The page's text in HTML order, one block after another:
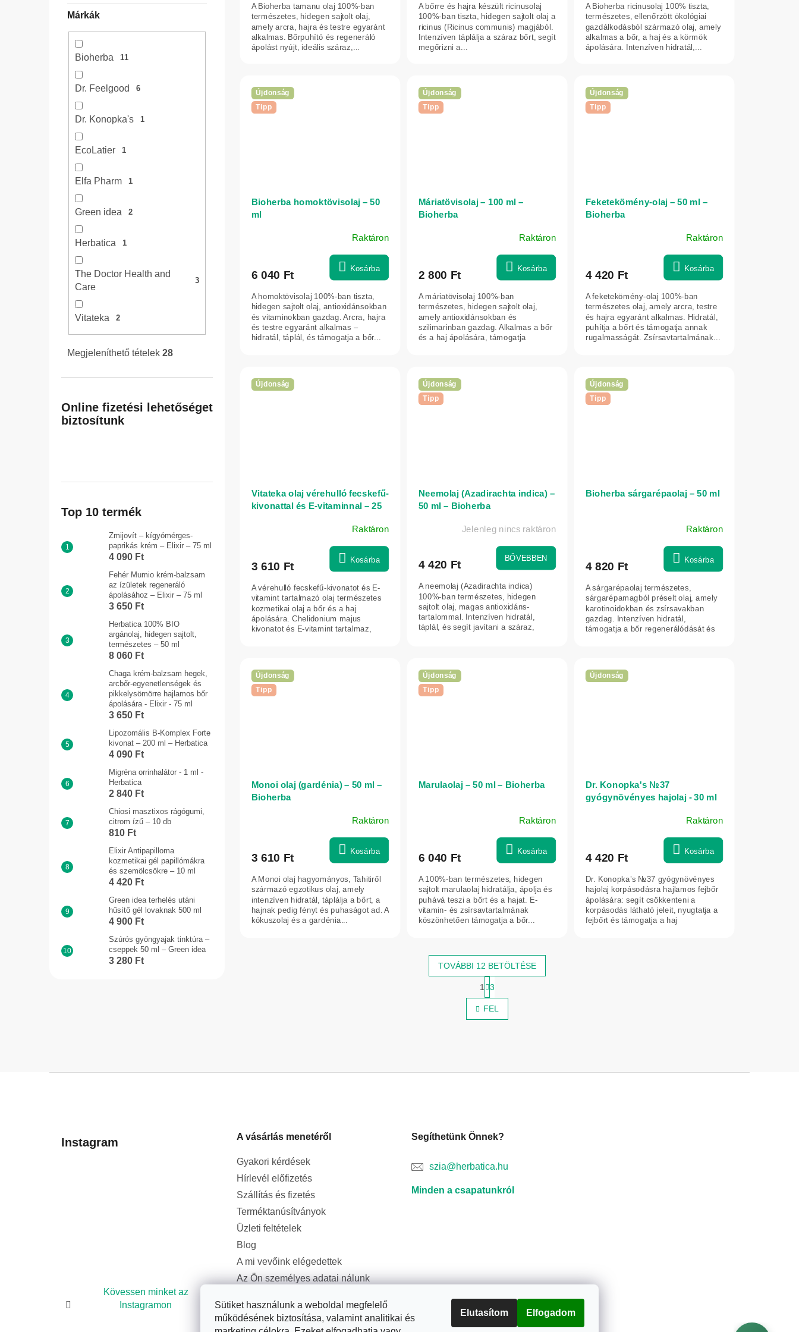
Sütiket használunk a weboldal megfelelő
működésének biztosítása, valamint analitikai és
Elutasítom Elfogadom
Márkák
Bioherba 11
Dr. Feelgood 6
Dr. Konopka's 1
EcoLatier 1
Elfa Pharm 1
Green idea 2
Herbatica 1
The Doctor Health and
Care
3
Vitateka 2
Megjeleníthető tételek 28
Online fizetési lehetőséget
biztosítunk
Top 10 termék
Zmijovít – kígyómérges-
paprikás krém – Elixir – 75 ml
4 090 Ft
Fehér Mumio krém-balzsam
az ízületek regeneráló
ápolásához – Elixir – 75 ml
3 650 Ft
Herbatica 100% BIO
argánolaj, hidegen sajtolt,
természetes – 50 ml
8 060 Ft
Chaga krém-balzsam hegek,
arcbőr-egyenetlenségek és
pikkelysömörre hajlamos bőr
ápolására - Elixir - 75 ml
3 650 Ft
Lipozomális B-Komplex Forte
kivonat – 200 ml – Herbatica
4 090 Ft
Migréna orrinhalátor - 1 ml -
Herbatica
2 840 Ft
Chiosi masztixos rágógumi,
citrom ízű – 10 db
810 Ft
Elixir Antipapilloma
kozmetikai gél papillómákra
és szemölcsökre – 10 ml
4 420 Ft
Green idea terhelés utáni
hűsítő gél lovaknak 500 ml
4 900 Ft
Szúrós gyöngyajak tinktúra –
cseppek 50 ml – Green idea
3 280 Ft
A Bioherba tamanu olaj 100%-ban
természetes, hidegen sajtolt olaj,
amely arcra, hajra és testre egyaránt
alkalmas. Bőrpuhító és regeneráló
ápolást nyújt, ideális száraz,...
A bőrre és hajra készült ricinusolaj
100%-ban tiszta, hidegen sajtolt olaj a
ricinus (Ricinus communis) magjából.
Intenzíven táplálja a száraz bőrt, segít
megőrizni a...
A Bioherba ricinusolaj 100% tiszta,
természetes, ellenőrzött ökológiai
gazdálkodásból származó olaj, amely
alkalmas a bőr, a haj és a körmök
ápolására. Intenzíven hidratál,...
Újdonság
Tipp
Bioherba homoktövisolaj – 50
ml
Raktáron
6 040 Ft Kosárba
A homoktövisolaj 100%-ban tiszta,
hidegen sajtolt olaj, antioxidánsokban
és vitaminokban gazdag. Arcra, hajra
és testre egyaránt alkalmas –
hidratál, táplál, és támogatja a bőr...
Újdonság
Tipp
Máriatövisolaj – 100 ml –
Bioherba
Raktáron
2 800 Ft Kosárba
A máriatövisolaj 100%-ban
természetes, hidegen sajtolt olaj,
amely antioxidánsokban és
szilimarinban gazdag. Alkalmas a bőr
és a haj ápolására, támogatja
Újdonság
Tipp
Feketekömény-olaj – 50 ml –
Bioherba
Raktáron
4 420 Ft Kosárba
A feketekömény-olaj 100%-ban
természetes olaj, amely arcra, testre
és hajra egyaránt alkalmas. Hidratál,
puhítja a bőrt és támogatja annak
rugalmasságát. Zsírsavtartalmának...
Újdonság
Vitateka olaj vérehulló fecskefű-
kivonattal és E-vitaminnal – 25
Raktáron
3 610 Ft Kosárba
A vérehulló fecskefű-kivonatot és E-
vitamint tartalmazó olaj természetes
kozmetikai olaj a bőr és a haj
ápolására. Chelidonium majus
kivonatot és E-vitamint tartalmaz,
Újdonság
Tipp
Neemolaj (Azadirachta indica) –
50 ml – Bioherba
Jelenleg nincs raktáron
4 420 Ft BŐVEBBEN
A neemolaj (Azadirachta indica)
100%-ban természetes, hidegen
sajtolt olaj, magas antioxidáns-
tartalommal. Intenzíven hidratál,
táplál, és segít javítani a száraz,
Újdonság
Tipp
Bioherba sárgarépaolaj – 50 ml
Raktáron
4 820 Ft Kosárba
A sárgarépaolaj természetes,
sárgarépamagból préselt olaj, amely
karotinoidokban és zsírsavakban
gazdag. Intenzíven hidratál,
támogatja a bőr regenerálódását és
Újdonság
Tipp
Monoi olaj (gardénia) – 50 ml –
Bioherba
Raktáron
3 610 Ft Kosárba
A Monoi olaj hagyományos, Tahitiről
származó egzotikus olaj, amely
intenzíven hidratál, táplálja a bőrt, a
hajnak pedig fényt és puhaságot ad. A
kókuszolaj és a gardénia...
Újdonság
Tipp
Marulaolaj – 50 ml – Bioherba
Raktáron
6 040 Ft Kosárba
A 100%-ban természetes, hidegen
sajtolt marulaolaj hidratálja, ápolja és
puhává teszi a bőrt és a hajat. E-
vitamin- és zsírsavtartalmának
köszönhetően támogatja a bőr...
Újdonság
Dr. Konopka's №37
gyógynövényes hajolaj - 30 ml
Raktáron
4 420 Ft Kosárba
Dr. Konopka’s №37 gyógynövényes
hajolaj korpásodásra hajlamos fejbőr
ápolására: segít csökkenteni a
korpásodás látható jeleit, nyugtatja a
fejbőrt és támogatja a haj
L
i
s
r
t
s
l
TOVÁBBI 12 BETÖLTÉSE
a
p
o
z
1 3
FEL
Instagram
Kövessen minket az
Instagramon
A vásárlás menetéről
Gyakori kérdések
Hírlevél előfizetés
Szállítás és fizetés
Terméktanúsítványok
Üzleti feltételek
Blog
A mi vevőink elégedettek
Az Ön személyes adatai nálunk
Segíthetünk Önnek?
szia@herbatica.hu
Minden a csapatunkról